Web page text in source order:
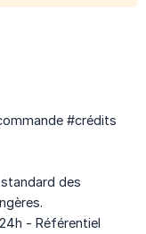
#crédits
des
- Référentiel